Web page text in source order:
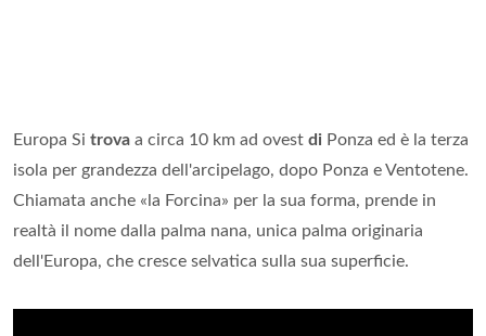
Europa Si trova a circa 10 km ad ovest di Ponza ed è la terza
isola per grandezza dell'arcipelago, dopo Ponza e Ventotene.
Chiamata anche «la Forcina» per la sua forma, prende in
realtà il nome dalla palma nana, unica palma originaria
dell'Europa, che cresce selvatica sulla sua superficie.